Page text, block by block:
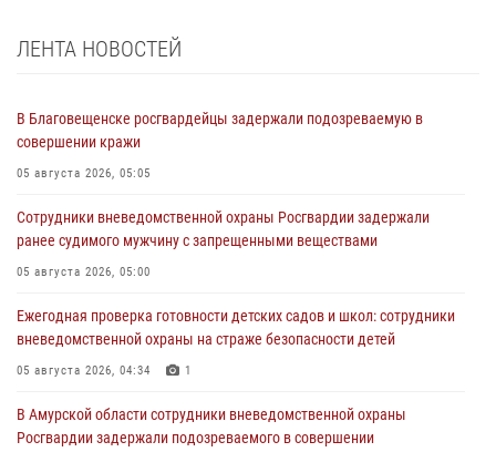
ЛЕНТА НОВОСТЕЙ
В Благовещенске росгвардейцы задержали подозреваемую в
совершении кражи
05 августа 2026, 05:05
Сотрудники вневедомственной охраны Росгвардии задержали
ранее судимого мужчину с запрещенными веществами
05 августа 2026, 05:00
Ежегодная проверка готовности детских садов и школ: сотрудники
вневедомственной охраны на страже безопасности детей
05 августа 2026, 04:34 1
В Амурской области сотрудники вневедомственной охраны
Росгвардии задержали подозреваемого в совершении